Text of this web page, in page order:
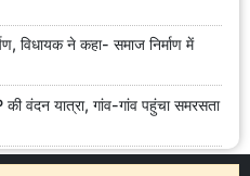
विधायक ने कहा- समाज निर्माण में
वंदन यात्रा, गांव-गांव पहुंचा समरसता